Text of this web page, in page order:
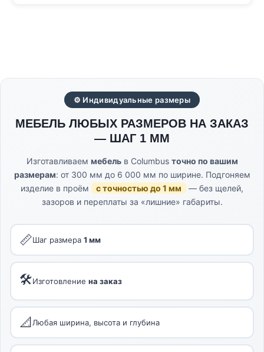
⚙ Индивидуальные размеры
МЕБЕЛЬ ЛЮБЫХ РАЗМЕРОВ НА ЗАКАЗ
— ШАГ 1 ММ
Изготавливаем мебельв Columbus точно по вашим
размерам: от 300 мм до 6 000 мм по ширине. Подгоняем
изделие в проём
с точностью до 1 мм
— без щелей,
зазоров и переплаты за «лишние» габариты.
📏Шаг размера 1 мм
🛠Изготовление на заказ
📐 Любая ширина, высота и глубина